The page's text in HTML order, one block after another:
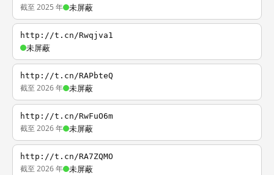
截至 2025 年 未屏蔽
http://t.cn/Rwqjva1
未屏蔽
http://t.cn/RAPbteQ
截至 2026 年 未屏蔽
http://t.cn/RwFuO6m
截至 2026 年 未屏蔽
http://t.cn/RA7ZQMO
截至 2026 年 未屏蔽